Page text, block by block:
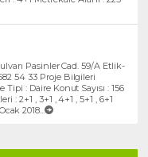
Pasinler Cad. 59/A Etlik-
54 33 Proje Bilgileri
: Daire Konut Sayısı : 156
: 2+1 , 3+1 , 4+1 , 5+1 , 6+1
2018...